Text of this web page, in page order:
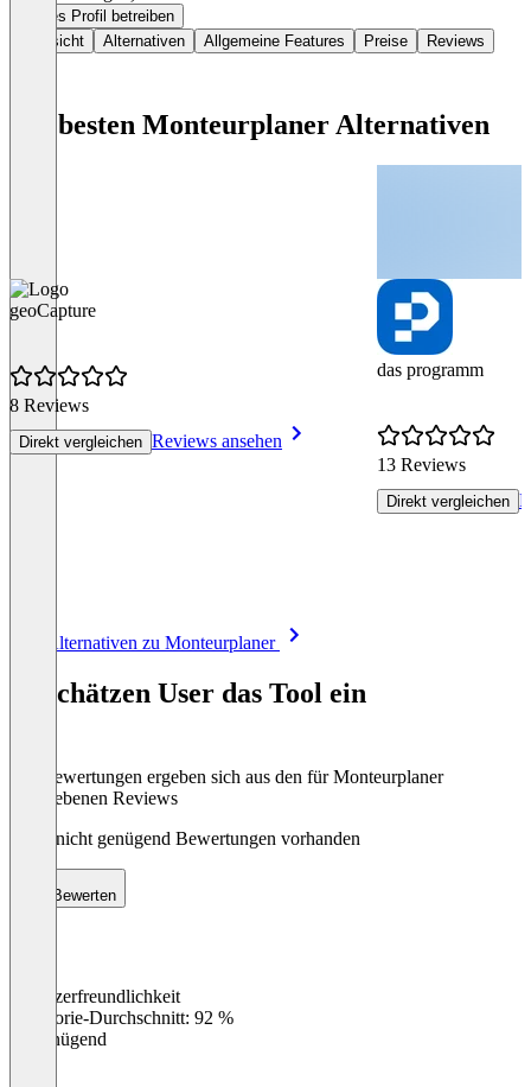
Dieses Profil betreiben
Übersicht
Alternativen Allgemeine Features Preise Reviews
Die besten Monteurplaner Alternativen
geoCapture
8 Reviews
Direkt vergleichen Reviews ansehen
das programm
13 Reviews
Direkt vergleichen
Alle Alternativen zu Monteurplaner
So schätzen User das Tool ein
Die Bewertungen ergeben sich aus den für Monteurplaner
abgegebenen Reviews
Noch nicht genügend Bewertungen vorhanden
Bewerten
Benutzerfreundlichkeit
Kategorie-Durchschnitt: 92 %
Ungenügend